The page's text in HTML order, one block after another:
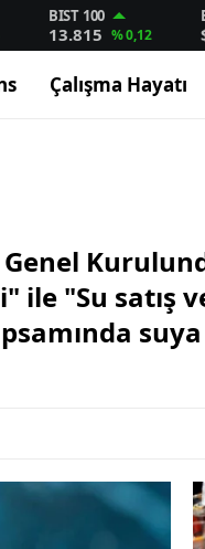
BIST 100
13.815 % 0,12
Çalışma Hayatı
"Su satış